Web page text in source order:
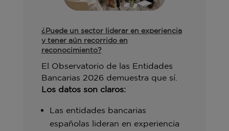
¿Puede un sector liderar en experiencia
y tener aún recorrido en
reconocimiento?
El Observatorio de las Entidades
Bancarias 2026 demuestra que sí.
Los datos son claros:
Las entidades bancarias
españolas lideran en experiencia